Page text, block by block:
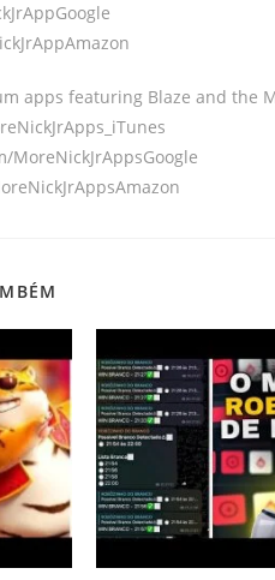
apps featuring Blaze and the
MoreNickJrAppsGoogle